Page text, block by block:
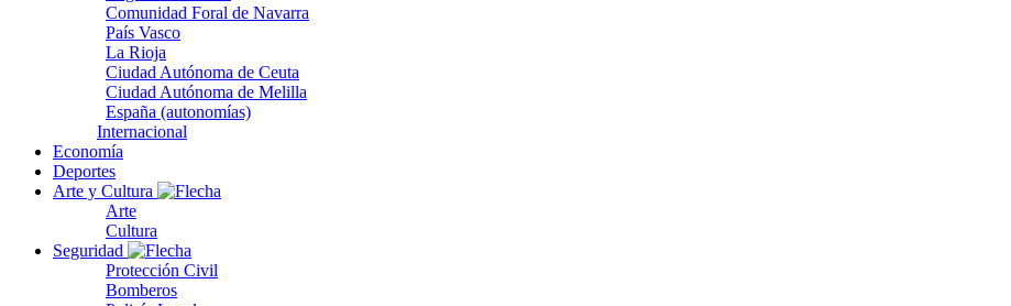
Comunidad Foral de Navarra
País Vasco
La Rioja
Ciudad Autónoma de Ceuta
Ciudad Autónoma de Melilla
España (autonomías)
Internacional
Economía
Deportes
Arte y Cultura
Arte
Cultura
Seguridad
Protección Civil
Bomberos